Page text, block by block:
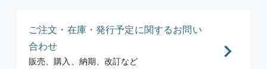
ご注文・在庫・発行予定に関するお問い
合わせ
販売、購入、納期、改訂など